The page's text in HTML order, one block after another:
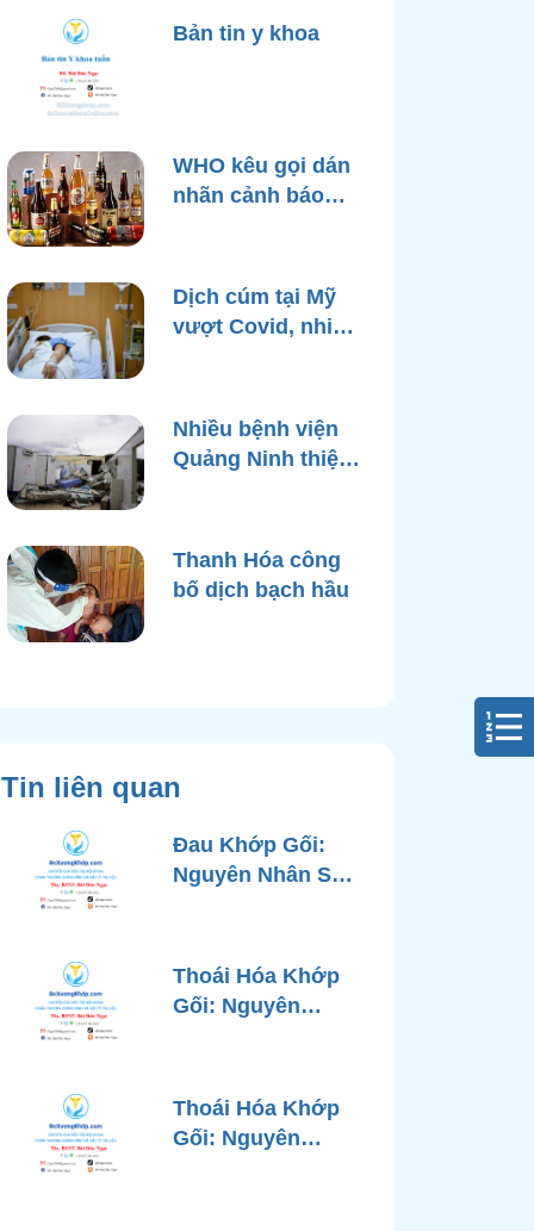
Bản tin y khoa
WHO kêu gọi dán
nhãn cảnh báo
Dịch cúm tại Mỹ
vượt Covid, nhiều
Nhiều bệnh viện
Quảng Ninh thiệt
Yagi
Thanh Hóa công
bố dịch bạch hầu
Tin liên quan
Đau Khớp Gối:
Nguyên Nhân Sâu
Phương Pháp
Điều Trị Tiên Tiến
Từ Góc Nhìn Bác
Thoái Hóa Khớp
Gối: Nguyên
Đoán và Các
Phương Pháp
Điều Trị Chuẩn Y
Thoái Hóa Khớp
Gối: Nguyên